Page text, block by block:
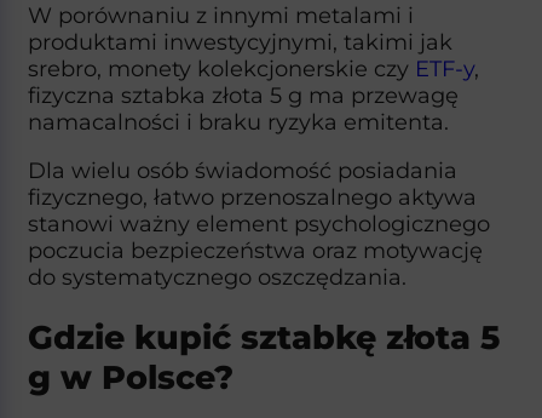
W porównaniu z innymi metalami i
produktami inwestycyjnymi, takimi jak
srebro, monety kolekcjonerskie czy ETF-y,
fizyczna sztabka złota 5 g ma przewagę
namacalności i braku ryzyka emitenta.
Dla wielu osób świadomość posiadania
fizycznego, łatwo przenoszalnego aktywa
stanowi ważny element psychologicznego
poczucia bezpieczeństwa oraz motywację
do systematycznego oszczędzania.​
Gdzie kupić sztabkę złota 5
g w Polsce?